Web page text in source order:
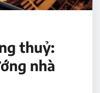
thuỷ:
nhà